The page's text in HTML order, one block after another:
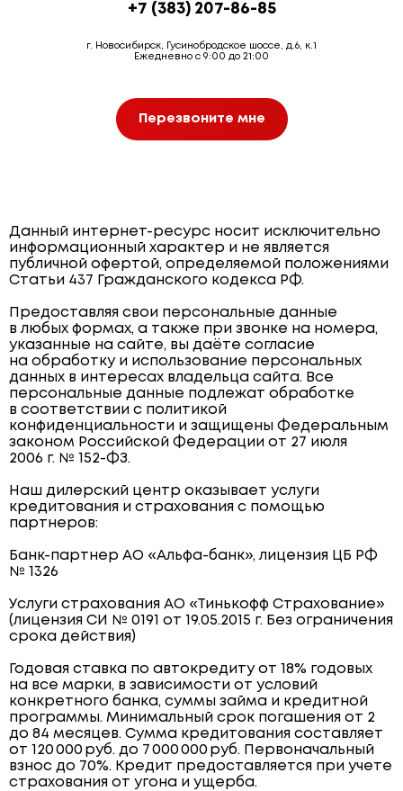
+7 (383) 207-86-85
г. Новосибирск, Гусинобродское шоссе, д.6, к.1
Ежедневно с 9:00 до 21:00
Перезвоните мне
Данный интернет-ресурс носит исключительно
информационный характер и не является
публичной офертой, определяемой положениями
Статьи 437 Гражданского кодекса РФ.
Предоставляя свои персональные данные
в любых формах, а также при звонке на номера,
указанные на сайте, вы даёте согласие
на обработку и использование персональных
данных в интересах владельца сайта. Все
персональные данные подлежат обработке
в соответствии с политикой
конфиденциальности и защищены Федеральным
законом Российской Федерации от 27 июля
2006 г. № 152-ФЗ.
Наш дилерский центр оказывает услуги
кредитования и страхования с помощью
партнеров:
Банк-партнер АО «Альфа-банк», лицензия ЦБ РФ
№ 1326
Услуги страхования АО «Тинькофф Страхование»
(лицензия СИ № 0191 от 19.05.2015 г. Без ограничения
срока действия)
Годовая ставка по автокредиту от 18% годовых
на все марки, в зависимости от условий
конкретного банка, суммы займа и кредитной
программы. Минимальный срок погашения от 2
до 84 месяцев. Сумма кредитования составляет
от 120 000 руб. до 7 000 000 руб. Первоначальный
взнос до 70%. Кредит предоставляется при учете
страхования от угона и ущерба.